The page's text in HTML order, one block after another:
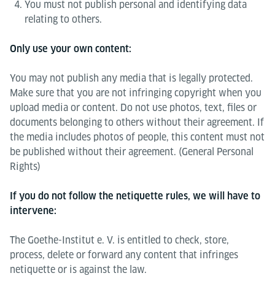
You must not publish personal and identifying data
relating to others.
Only use your own content:
You may not publish any media that is legally protected.
Make sure that you are not infringing copyright when you
upload media or content. Do not use photos, text, files or
documents belonging to others without their agreement. If
the media includes photos of people, this content must not
be published without their agreement. (General Personal
Rights)
If you do not follow the netiquette rules, we will have to
intervene:
The Goethe-Institut e. V. is entitled to check, store,
process, delete or forward any content that infringes
netiquette or is against the law.